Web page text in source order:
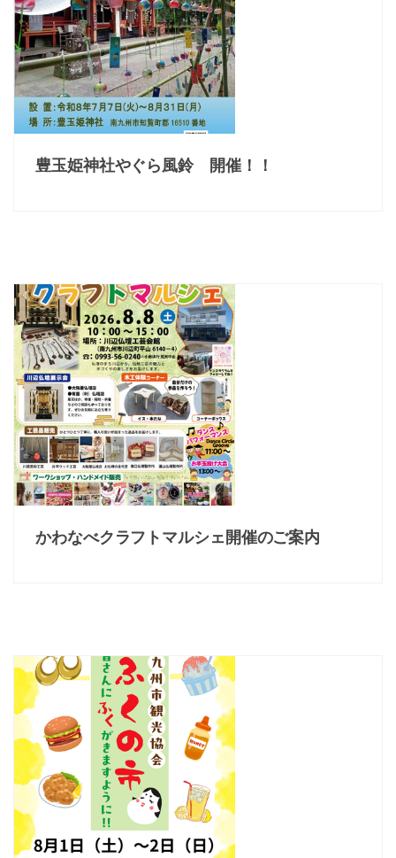
豊玉姫神社やぐら風鈴 開催！！
かわなべクラフトマルシェ開催のご案内